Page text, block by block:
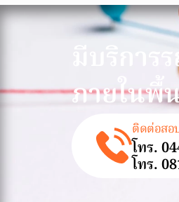
มีบริกา
ภายในพื้
ติดต่อสอ
โทร.
โทร.